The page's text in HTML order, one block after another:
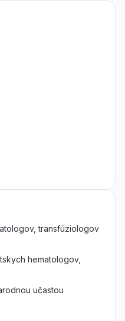
transfúziologov
hematologov,
učastou